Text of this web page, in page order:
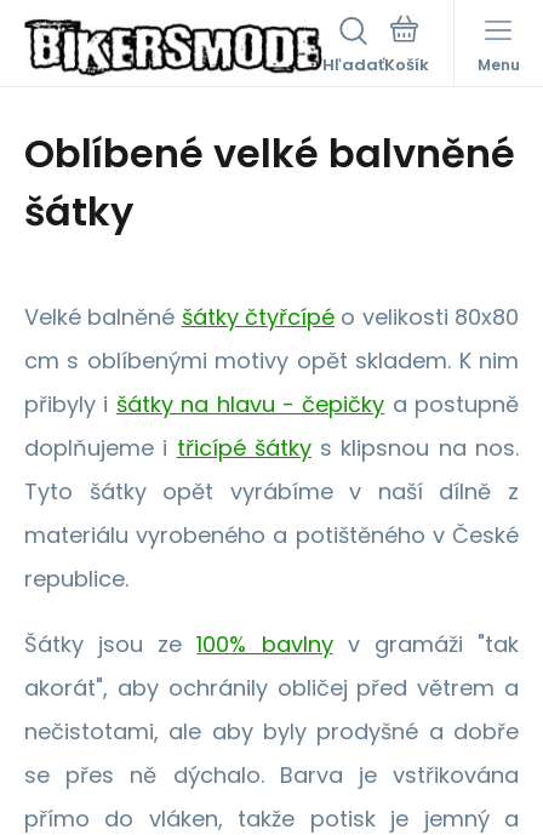
Hľadať Menu
Oblíbené velké balvněné
šátky
Velké balněné šátky čtyřcípé o velikosti 80x80
cm s oblíbenými motivy opět skladem. K nim
přibyly i šátky na hlavu - čepičky a postupně
doplňujeme i třicípé šátkys klipsnou na nos.
Tyto šátky opět vyrábíme v naší dílně z
materiálu vyrobeného a potištěného v České
republice.
Šátky jsou ze100% bavlnyv gramáži "tak
akorát", aby ochránily obličej před větrem a
nečistotami, ale aby byly prodyšné a dobře
se přes ně dýchalo. Barva je vstřikována
přímo do vláken, takže potisk je jemný a